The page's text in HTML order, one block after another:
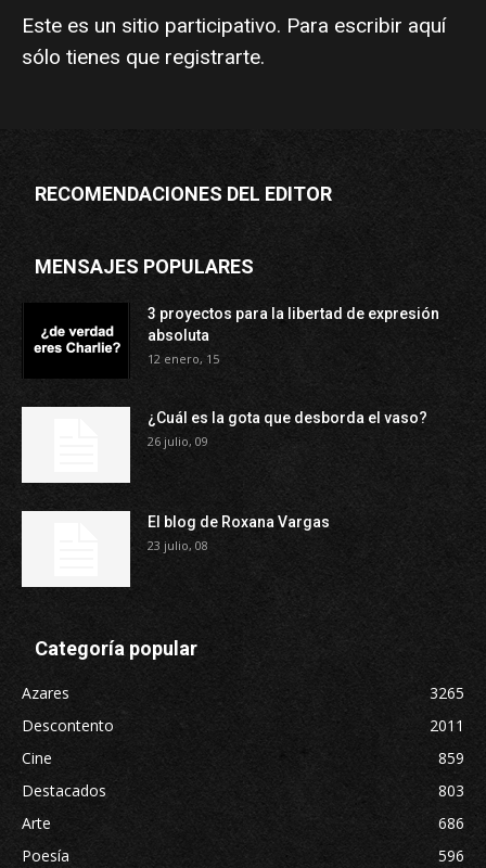
Este es un sitio participativo. Para escribir aquí
sólo tienes que registrarte.
RECOMENDACIONES DEL EDITOR
MENSAJES POPULARES
3 proyectos para la libertad de expresión
absoluta
12 enero, 15
¿Cuál es la gota que desborda el vaso?
26 julio, 09
El blog de Roxana Vargas
23 julio, 08
Categoría popular
Azares
3265
Descontento
2011
Cine
859
Destacados
803
Arte
686
Poesía
596